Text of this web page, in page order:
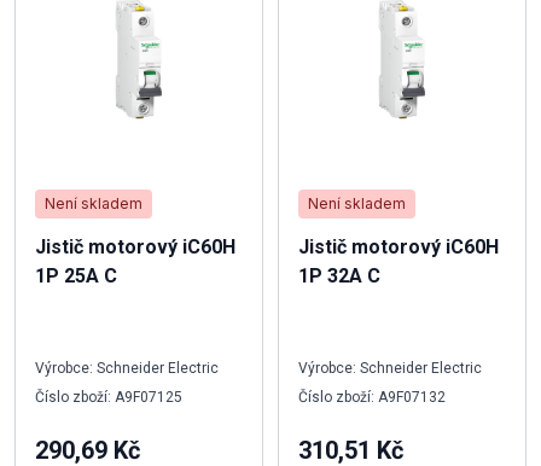
Není skladem
Jistič motorový iC60H
1P 25A C
Výrobce: Schneider Electric
Číslo zboží: A9F07125
290,69 Kč
Není skladem
Jistič motorový iC60H
1P 32A C
Výrobce: Schneider Electric
Číslo zboží: A9F07132
310,51 Kč